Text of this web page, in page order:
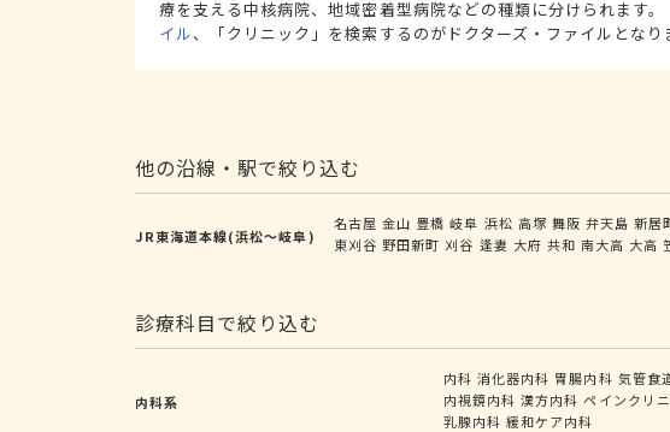
療を支える中核病院、地域密着型病院などの種類に分けられます。
イル、「クリニック」を検索するのがドクターズ・ファイルとなり
他の沿線・駅で絞り込む
JR東海道本線(浜松～岐阜)
名古屋 金山 豊橋 岐阜 浜松 高塚 舞阪 弁天島 新居
東刈谷 野田新町 刈谷 逢妻 大府 共和 南大高 大高
診療科目で絞り込む
内科系
内科 消化器内科 胃腸内科 気管食
内視鏡内科 漢方内科 ペインクリ
乳腺内科 緩和ケア内科